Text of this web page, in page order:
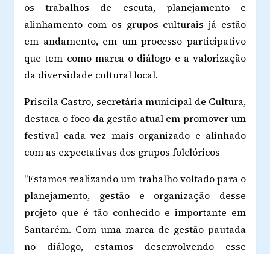
os trabalhos de escuta, planejamento e
alinhamento com os grupos culturais já estão
em andamento, em um processo participativo
que tem como marca o diálogo e a valorização
da diversidade cultural local.
Priscila Castro, secretária municipal de Cultura,
destaca o foco da gestão atual em promover um
festival cada vez mais organizado e alinhado
com as expectativas dos grupos folclóricos
"Estamos realizando um trabalho voltado para o
planejamento, gestão e organização desse
projeto que é tão conhecido e importante em
Santarém. Com uma marca de gestão pautada
no diálogo, estamos desenvolvendo esse